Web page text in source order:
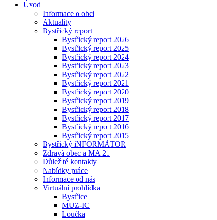
Úvod
Informace o obci
Aktuality
Bystřický report
Bystřický report 2026
Bystřický report 2025
Bystřický report 2024
Bystřický report 2023
Bystřický report 2022
Bystřický report 2021
Bystřický report 2020
Bystřický report 2019
Bystřický report 2018
Bystřický report 2017
Bystřický report 2016
Bystřický report 2015
Bystřický iNFORMÁTOR
Zdravá obec a MA 21
Důležité kontakty
Nabídky práce
Informace od nás
Virtuální prohlídka
Bystřice
MUZ-IC
Loučka